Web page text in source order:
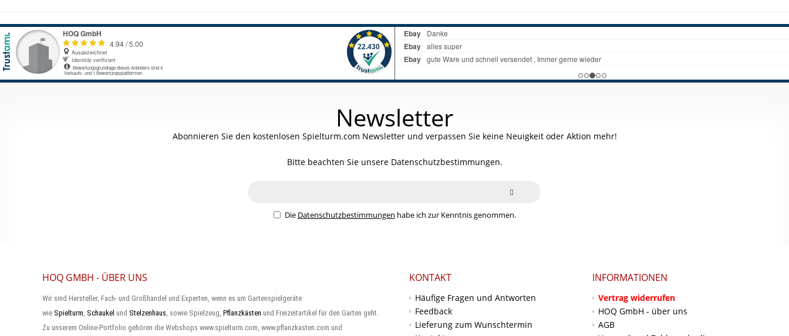
Newsletter
Abonnieren Sie den kostenlosen Spielturm.com Newsletter und verpassen Sie keine Neuigkeit oder Aktion mehr!
Bitte beachten Sie unsere Datenschutzbestimmungen.
Die Datenschutzbestimmungen habe ich zur Kenntnis genommen.
HOQ GMBH - ÜBER UNS
Wir sind Hersteller, Fach- und Großhandel und Experten, wenn es um Gartenspielgeräte
wie Spielturm Schaukel und Stelzenhaus , sowie Spielzeug, Pflanzkästen und Freizeitartikel für den Garten geht.
Zu unserem Online-Portfolio gehören die Webshops www.spielturm.com, www.pflanzkasten.com und
KONTAKT
Häufige Fragen und Antworten
Feedback
Lieferung zum Wunschtermin
INFORMATIONEN
Vertrag widerrufen
HOQ GmbH - über uns
AGB